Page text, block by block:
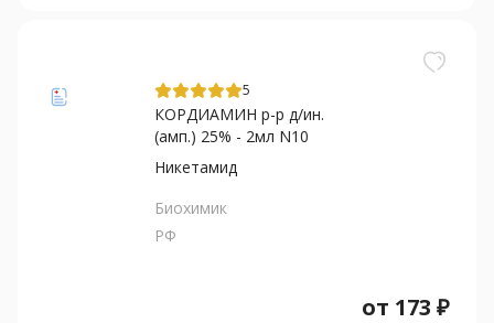
5
КОРДИАМИН р-р д/ин.
(амп.) 25% - 2мл N10
Никетамид
Биохимик
РФ
от 173 ₽